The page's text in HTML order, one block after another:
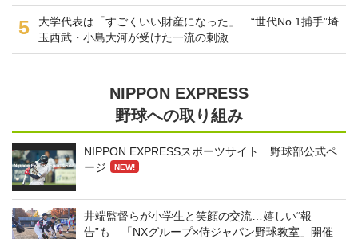
5
大学代表は「すごくいい財産になった」 “世代No.1捕手”埼
玉西武・小島大河が受けた一流の刺激
NIPPON EXPRESS
野球への取り組み
NIPPON EXPRESSスポーツサイト 野球部公式ペ
ージ
NEW!
井端監督らが小学生と笑顔の交流…嬉しい“報
告”も 「NXグループ×侍ジャパン野球教室」開催